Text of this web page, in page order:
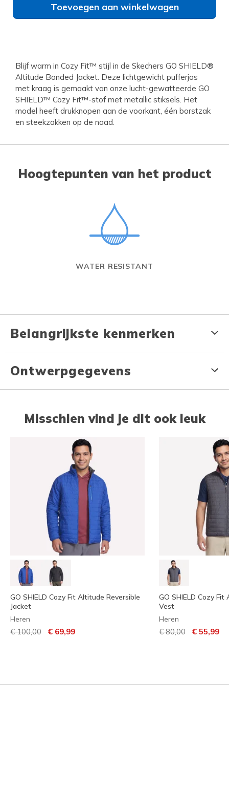
Toevoegen aan winkelwagen
Blijf warm in Cozy Fit™ stijl in de Skechers GO SHIELD®
Altitude Bonded Jacket. Deze lichtgewicht pufferjas
met kraag is gemaakt van onze lucht-gewatteerde GO
SHIELD™ Cozy Fit™-stof met metallic stiksels. Het
model heeft drukknopen aan de voorkant, één borstzak
en steekzakken op de naad.
Hoogtepunten van het product
WATER RESISTANT
Belangrijkste kenmerken
Ontwerpgegevens
Misschien vind je dit ook leuk
GO SHIELD Cozy Fit Altitude Reversible
Jacket
Heren
Prijs verlaagd van
€ 100,00 naar
€ 69,99
GO SHIELD Cozy
Vest
Heren
Prijs verlaagd van
€ 80,00naar
€ 55,99